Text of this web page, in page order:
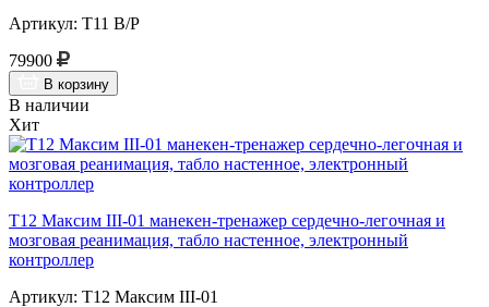
Артикул: Т11 В/Р
79900
В корзину
В наличии
Хит
Т12 Максим III-01 манекен-тренажер сердечно-легочная и
мозговая реанимация, табло настенное, электронный
контроллер
Артикул: Т12 Максим III-01